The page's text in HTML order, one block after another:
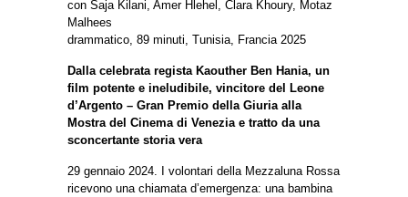
con Saja Kilani, Amer Hlehel, Clara Khoury, Motaz
Malhees
drammatico, 89 minuti, Tunisia, Francia 2025
Dalla celebrata regista Kaouther Ben Hania, un
film potente e ineludibile, vincitore del Leone
d’Argento – Gran Premio della Giuria alla
Mostra del Cinema di Venezia e tratto da una
sconcertante storia vera
29 gennaio 2024. I volontari della Mezzaluna Rossa
ricevono una chiamata d’emergenza: una bambina